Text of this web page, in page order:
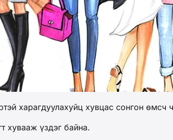
харагдуулахуйц хувцас сонгон өмсч
хувааж үздэг байна.